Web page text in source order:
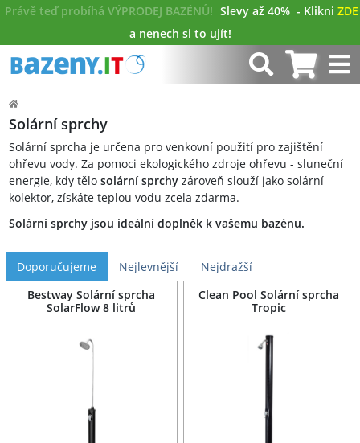
Právě teď probíhá VÝPRODEJ BAZÉNŮ! Slevy až 40% - Klikni ZDE
a nenech si to ujít!
Solární sprchy
Solární sprcha je určena pro venkovní použití pro zajištění
ohřevu vody. Za pomoci ekologického zdroje ohřevu - sluneční
energie, kdy tělo solární sprchyzároveň slouží jako solární
kolektor, získáte teplou vodu zcela zdarma.
Solární sprchy jsou ideální doplněk k vašemu bazénu.
Doporučujeme Nejlevnější
Nejdražší
Bestway Solární sprcha
SolarFlow 8 litrů
Clean Pool Solární sprcha
Tropic